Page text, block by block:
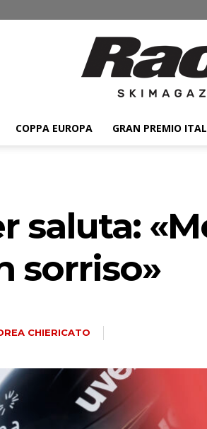
ski
COPPA EUROPA GRAN PREMIO
saluta:
sorriso»
CHIERICATO